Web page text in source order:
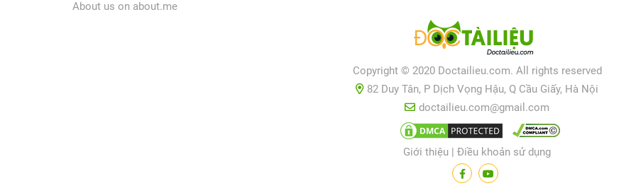
About us on about.me
Copyright © 2020 Doctailieu.com. All rights reserved
82 Duy Tân, P Dịch Vọng Hậu, Q Cầu Giấy, Hà Nội
doctailieu.com@gmail.com
Giới thiệu | Điều khoản sử dụng